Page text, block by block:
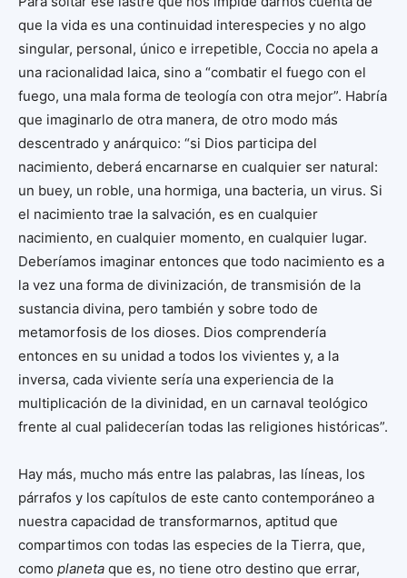
que la vida es una continuidad interespecies y no algo
singular, personal, único e irrepetible, Coccia no apela a
una racionalidad laica, sino a “combatir el fuego con el
fuego, una mala forma de teología con otra mejor”. Habría
que imaginarlo de otra manera, de otro modo más
descentrado y anárquico: “si Dios participa del
nacimiento, deberá encarnarse en cualquier ser natural:
un buey, un roble, una hormiga, una bacteria, un virus. Si
el nacimiento trae la salvación, es en cualquier
nacimiento, en cualquier momento, en cualquier lugar.
Deberíamos imaginar entonces que todo nacimiento es a
la vez una forma de divinización, de transmisión de la
sustancia divina, pero también y sobre todo de
metamorfosis de los dioses. Dios comprendería
entonces en su unidad a todos los vivientes y, a la
inversa, cada viviente sería una experiencia de la
multiplicación de la divinidad, en un carnaval teológico
frente al cual palidecerían todas las religiones históricas”.
Hay más, mucho más entre las palabras, las líneas, los
párrafos y los capítulos de este canto contemporáneo a
nuestra capacidad de transformarnos, aptitud que
compartimos con todas las especies de la Tierra, que,
como planeta que es, no tiene otro destino que errar,